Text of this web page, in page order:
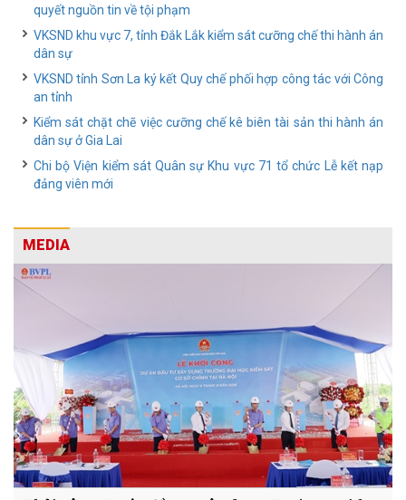
quyết nguồn tin về tội phạm
VKSND khu vực 7, tỉnh Đắk Lắk kiểm sát cưỡng chế thi hành án
dân sự
VKSND tỉnh Sơn La ký kết Quy chế phối hợp công tác với Công
an tỉnh
Kiểm sát chặt chẽ việc cưỡng chế kê biên tài sản thi hành án
dân sự ở Gia Lai
Chi bộ Viện kiểm sát Quân sự Khu vực 71 tổ chức Lễ kết nạp
đảng viên mới
MEDIA